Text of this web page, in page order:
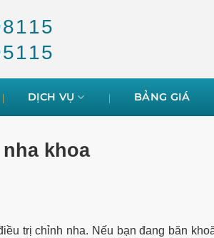
DỊCH VỤ BẢNG GIÁ
khoa
trị chỉnh nha. Nếu bạn đang băn